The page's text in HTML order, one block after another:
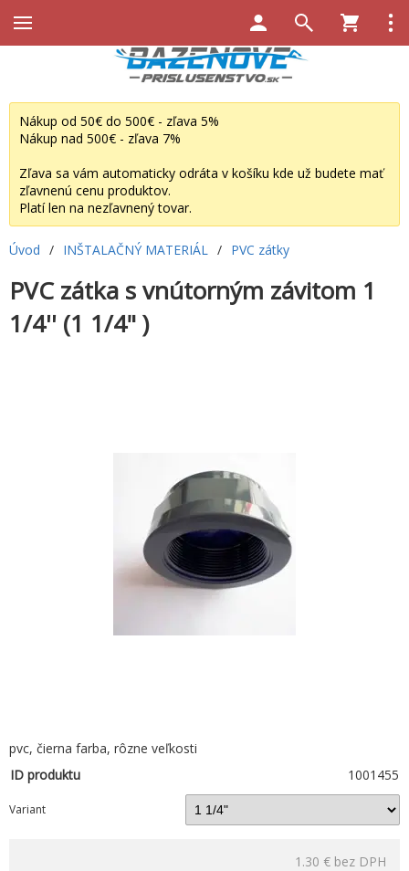
Nákup od 50€ do 500€ - zľava 5%
Nákup nad 500€ - zľava 7%
Zľava sa vám automaticky odráta v košíku kde už budete mať
zľavnenú cenu produktov.
Platí len na nezľavnený tovar.
Úvod / INŠTALAČNÝ MATERIÁL / PVC zátky
PVC zátka s vnútorným závitom 1
1/4'' (1 1/4" )
pvc, čierna farba, rôzne veľkosti
ID produktu
1001455
Variant
1.30 € bez DPH